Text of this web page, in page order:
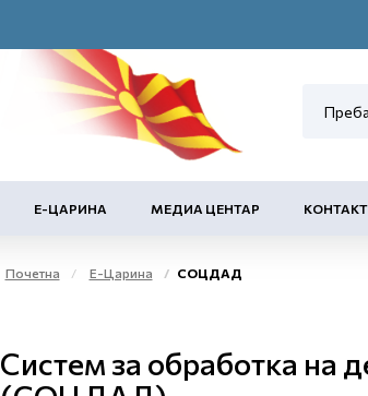
Е-ЦАРИНА МЕДИА ЦЕНТАР КОНТАКТ
Почетна Е-Царина СОЦДАД
Систем за обработка на